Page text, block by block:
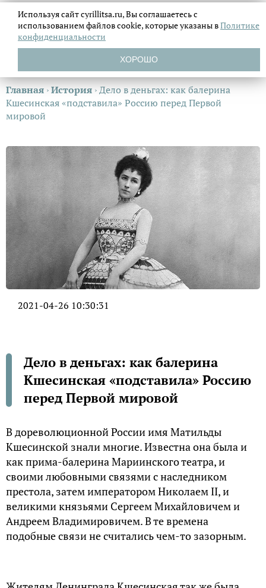
Главная ›История ›Дело в деньгах: как балерина
Кшесинская «подставила» Россию перед Первой
мировой
2021-04-26 10:30:31
Дело в деньгах: как балерина
Кшесинская «подставила» Россию
перед Первой мировой
В дореволюционной России имя Матильды
Кшесинской знали многие. Известна она была и
как прима-балерина Мариинского театра, и
своими любовными связями с наследником
престола, затем императором Николаем II, и
великими князьями Сергеем Михайловичем и
Андреем Владимировичем. В те времена
подобные связи не считались чем-то зазорным.
Используя сайт cyrillitsa.ru, Вы соглашаетесь с
использованием файловcookie, которые указаны вПолитике
конфиденциальности
ХОРОШО